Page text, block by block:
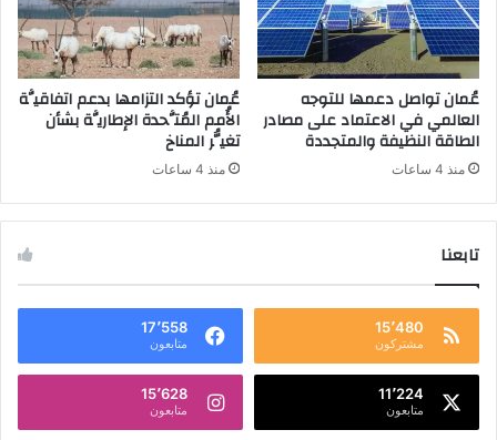
عُمان تواصل دعمها للتوجه
العالمي في الاعتماد على مصادر
الطاقة النظيفة والمتجددة
منذ 4 ساعات
عُمان تؤكد التزامها بدعم اتفاقيَّة
الأُمم المُتَّحدة الإطاريَّة بشأن
تغيُّر المناخ
منذ 4 ساعات
تابعنا
15٬480
مشتركون
17٬558
متابعون
11٬224
متابعون
15٬628
متابعون